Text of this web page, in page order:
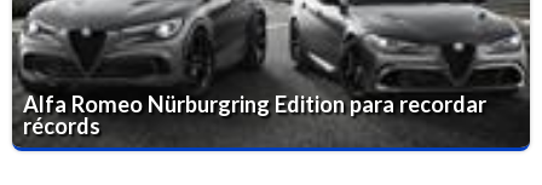
Alfa Romeo Nürburgring Edition para recordar
récords